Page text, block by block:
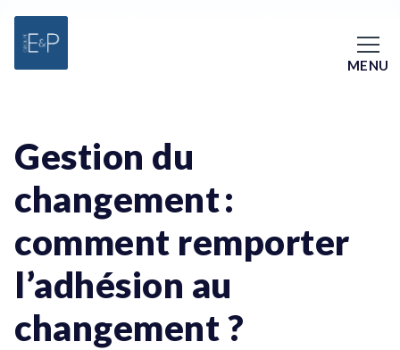
MENU
Gestion du
changement :
comment remporter
l’adhésion au
changement ?